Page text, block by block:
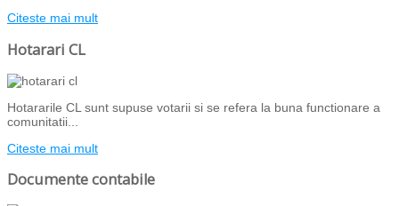
Citeste mai mult
Hotarari CL
Hotararile CL sunt supuse votarii si se refera la buna functionare a
comunitatii...
Citeste mai mult
Documente contabile